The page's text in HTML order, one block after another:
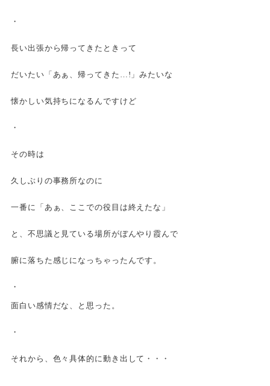
・
長い出張から帰ってきたときって
だいたい「あぁ、帰ってきた…!」みたいな
懐かしい気持ちになるんですけど
・
その時は
久しぶりの事務所なのに
一番に「あぁ、ここでの役目は終えたな」
と、不思議と見ている場所がぼんやり霞んで
腑に落ちた感じになっちゃったんです。
・
面白い感情だな、と思った。
・
それから、色々具体的に動き出して・・・